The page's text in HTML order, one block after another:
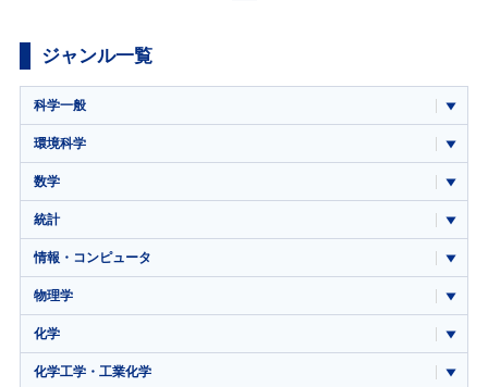
ジャンル一覧
科学一般
環境科学
数学
統計
情報・コンピュータ
物理学
化学
化学工学・工業化学